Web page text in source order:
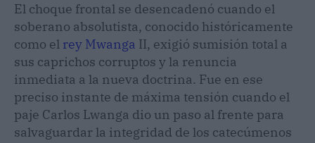
El choque frontal se desencadenó cuando el
soberano absolutista, conocido históricamente
como el rey Mwanga II, exigió sumisión total a
sus caprichos corruptos y la renuncia
inmediata a la nueva doctrina. Fue en ese
preciso instante de máxima tensión cuando el
paje Carlos Lwanga dio un paso al frente para
salvaguardar la integridad de los catecúmenos